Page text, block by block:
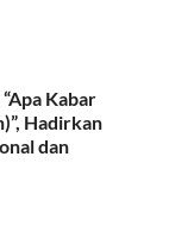
Kabar
Hadirkan
dan